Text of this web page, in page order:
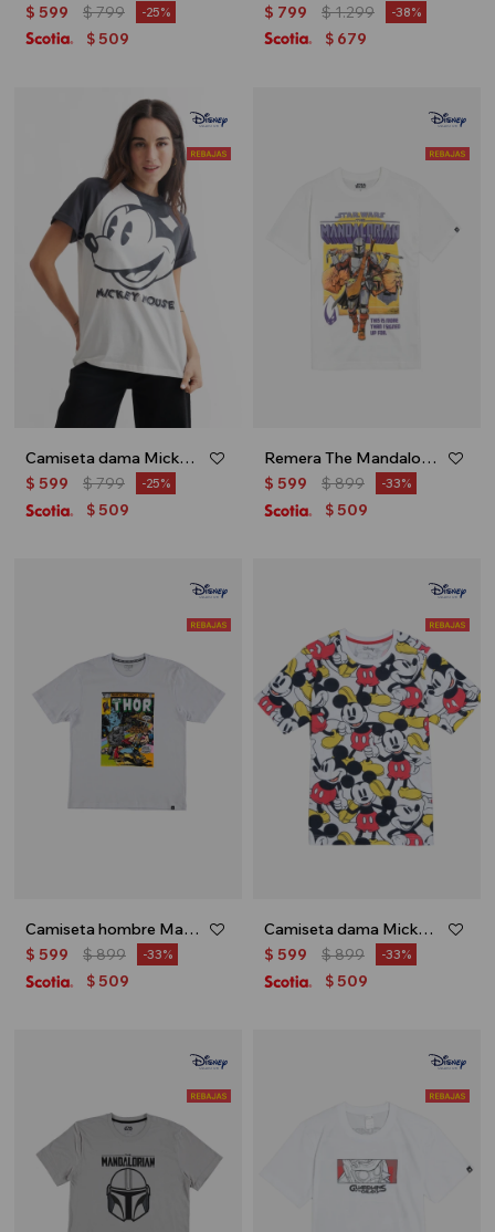
$ 599 $799 25
$ 509
$ 799 $1.299 38
$ 679
Camiseta dama Mickey - Crudo
$ 599 $799 25
$ 509
Remera The Mandalorian - Crudo
$ 599 $899 33
$ 509
Camiseta hombre Marvel - Blanco
$ 599 $899 33
$ 509
Camiseta dama Mickey - Blanco
$ 599 $899 33
$ 509